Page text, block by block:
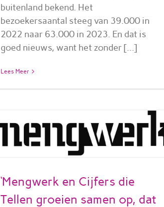
buitenland bekend. Het
bezoekersaantal steeg van 39.000 in
2022 naar 63.000 in 2023. En dat is
goed nieuws, want het zonder [...]
Lees Meer
‘Mengwerk en Cijfers die
Tellen groeien samen op, dat